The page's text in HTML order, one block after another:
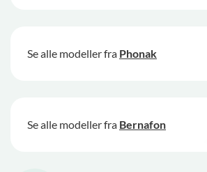
Se alle modeller fra Phonak
Se alle modeller fra Bernafon